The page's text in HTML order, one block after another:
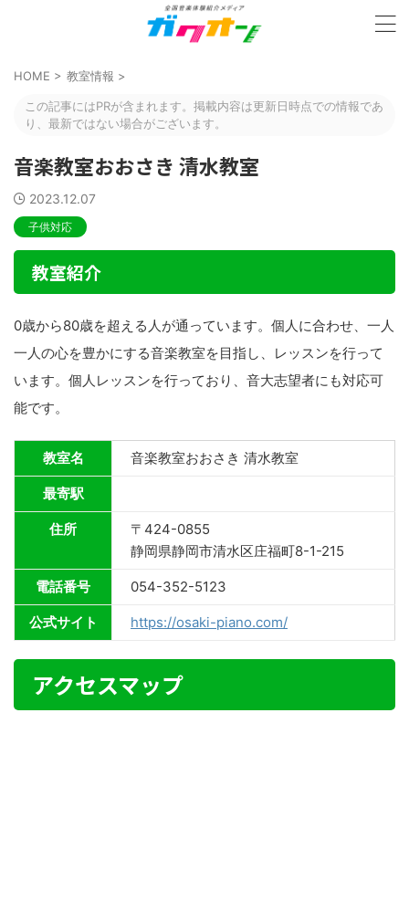
HOME > 教室情報 >
この記事にはPRが含まれます。掲載内容は更新日時点での情報であ
り、最新ではない場合がございます。
音楽教室おおさき 清水教室
2023.12.07
子供対応
教室紹介
0歳から80歳を超える人が通っています。個人に合わせ、一人
一人の心を豊かにする音楽教室を目指し、レッスンを行って
います。個人レッスンを行っており、音大志望者にも対応可
能です。
教室名 音楽教室おおさき 清水教室
最寄駅
住所
〒424-0855
静岡県静岡市清水区庄福町8-1-215
電話番号 054-352-5123
公式サイト https://osaki-piano.com/
アクセスマップ